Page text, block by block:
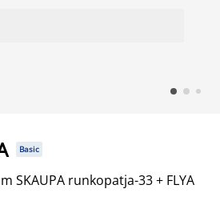
Basic
SKAUPA runkopatja-33 + FLYA